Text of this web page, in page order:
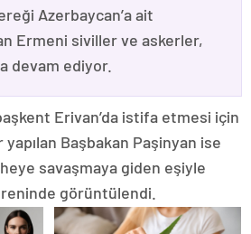
Azerbaycan’a ait
Ermeni siviller ve askerler,
devam ediyor.
Erivan’da istifa etmesi için
Başbakan Paşinyan ise
savaşmaya giden eşiyle
görüntülendi.